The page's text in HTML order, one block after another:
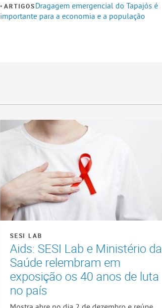
ARTIGOSDragagem emergencial do Tapajós é
importante para a economia e a população
SESI LAB
Aids: SESI Lab e Ministério da
Saúde relembram em
exposição os 40 anos de luta
no país